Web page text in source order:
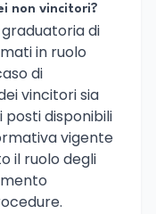
non vincitori?
di
in ruolo
di
vincitori sia
disponibili
vigente
il ruolo degli